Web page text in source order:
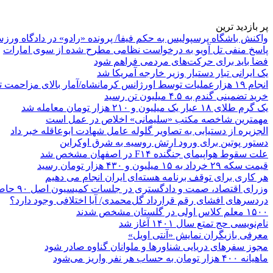
پر بازدید ترین
واکنش باشگاه پرسپولیس به حکم فیفا/ پرونده «رادو» در دادگاه
پاسخ منفی تل آویو به درخواست نظامی مطرح شده از سوی امارات
فضا باید برای حرکت‌های مردمی فراهم شود
یک ایرانی تبار دستیار وزیر خارجه آمریکا شد
انجام ۱۹ هزارعملیات توسط اورژانس کرمانشاه/آمار بالای مزاحمت تلفنی
خرید تضمینی گندم به ۴.۵ میلیون تن رسید
یک گرم طلای ۱۸ عیار یک میلیون و ۲۱۰ هزار تومان معامله شد
مهمترین شاخصه مکتب «سلیمانی» اخلاص در عمل است
الجزیره از دستیابی به تصاویر گلوله عامل شهادت ابوعاقله خبر داد
دستور پوتین برای ورود ارتش روسیه به شرق اوکراین
علت سقوط هواپیمای جنگنده F۱۴ در اصفهان مشخص شد
قیمت سکه ۲۹ خرداد به ۱۵ میلیون و ۴۳۰ هزار تومان رسید
هر کاری برای توقف برنامه هسته‌ای ایران انجام می دهیم
وزرای اقتصاد، صمت و دادگستری در جلسات کمیسیون اصل ۹۰ حاضر می‌شوند
دردسرهای افشای رقم قرارداد گل‌محمدی/ آیا اختلافی وجود دارد؟
۱۵۰۰ معلم کلاس اولی در گلستان مشخص شدند
نام‌نویسی حج تمتع سال ۱۴۰۱ آغاز شد
معرفی بازیگران نمایش «آنتی اویل»
مجوز سفرهای دریایی شناورها و ملوانان گناوه صادر شود
ماهیانه ۴۰۰ هزار تومان به حساب هر نفر واریز می‌شود